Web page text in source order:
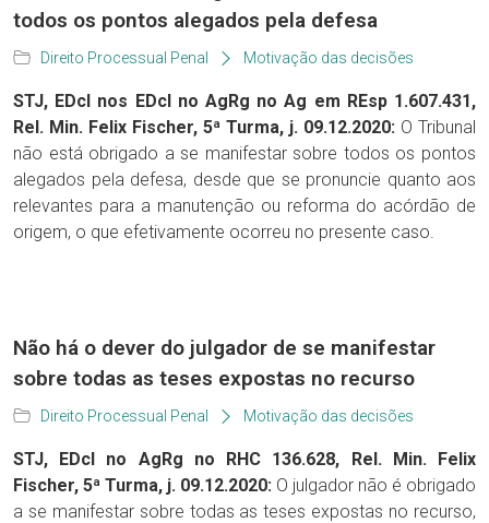
todos os pontos alegados pela defesa
Direito Processual Penal Motivação das decisões
STJ, EDcl nos EDcl no AgRg no Ag em REsp 1.607.431,
Rel. Min. Felix Fischer, 5ª Turma, j. 09.12.2020: O Tribunal
não está obrigado a se manifestar sobre todos os pontos
alegados pela defesa, desde que se pronuncie quanto aos
relevantes para a manutenção ou reforma do acórdão de
origem, o que efetivamente ocorreu no presente caso.
Não há o dever do julgador de se manifestar
sobre todas as teses expostas no recurso
Direito Processual Penal Motivação das decisões
STJ, EDcl no AgRg no RHC 136.628, Rel. Min. Felix
Fischer, 5ª Turma, j. 09.12.2020: O julgador não é obrigado
a se manifestar sobre todas as teses expostas no recurso,